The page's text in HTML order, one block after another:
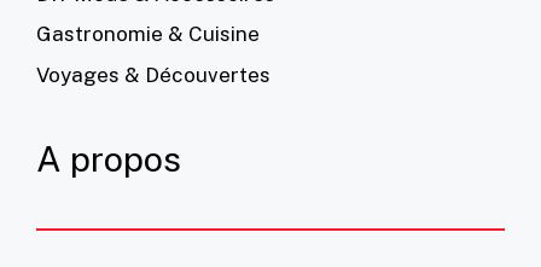
Gastronomie & Cuisine
Voyages & Découvertes
A propos